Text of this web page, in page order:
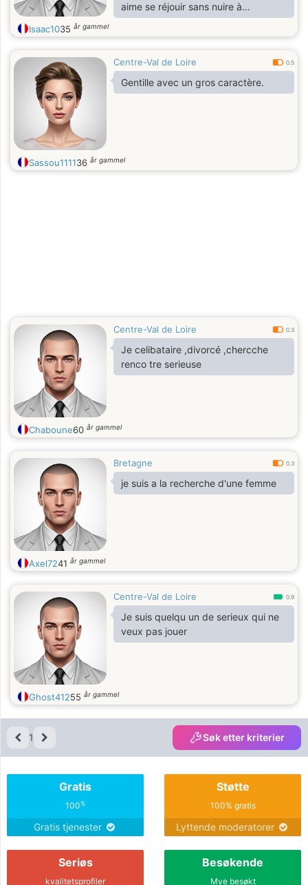
aime se réjouir sans nuire à
personne, je suis chaleureux, festif
et épicurien.
Isaac1035 år gammel
Centre-Val de Loire 0.5
Gentille avec un gros caractère.
Sassou111136 år gammel
Centre-Val de Loire 0.3
Je celibataire ,divorcé ,chercche
renco tre serieuse
Chaboune60 år gammel
Bretagne 0.3
je suis a la recherche d'une femme
Axel7241 år gammel
Centre-Val de Loire 0.9
Je suis quelqu un de serieux qui ne
veux pas jouer
Ghost41255 år gammel
1 Søk etter kriterier
Gratis
100%
Gratis tjenester
Støtte
100% gratis
Lyttende moderatorer
Seriøs
kvalitetsprofiler
Besøkende
Mye besøkt